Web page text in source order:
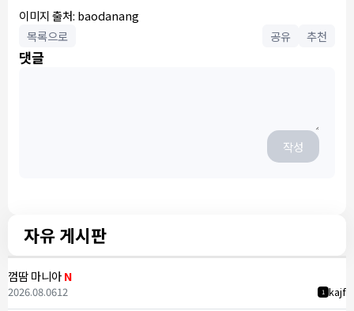
이미지 출처: baodanang
목록으로
공유 추천
댓글
작성
자유 게시판
껌땀 마니아N
1 kajf
2026.08.0612